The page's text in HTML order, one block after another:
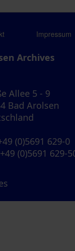
Impressum
Archives
Allee 5 - 9
Bad Arolsen
(0)5691 629-0
(0)5691 629-